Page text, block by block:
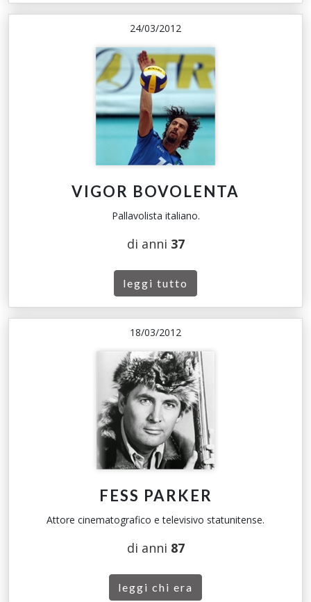
24/03/2012
VIGOR BOVOLENTA
Pallavolista italiano.
di anni 37
leggi tutto
18/03/2012
FESS PARKER
Attore cinematografico e televisivo statunitense.
di anni 87
leggi chi era